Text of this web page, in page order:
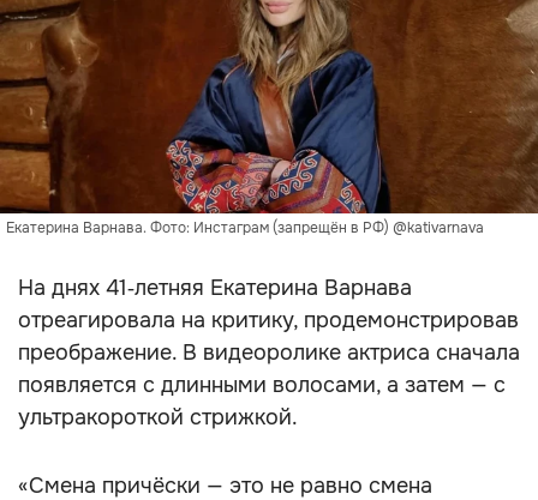
Екатерина Варнава. Фото: Инстаграм (запрещён в РФ) @kativarnava
На днях 41‑летняя Екатерина Варнава
отреагировала на критику, продемонстрировав
преображение. В видеоролике актриса сначала
появляется с длинными волосами, а затем — с
ультракороткой стрижкой.
«Смена причёски — это не равно смена